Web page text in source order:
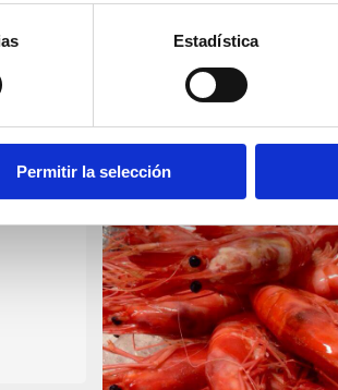
Estadística
Permitir la selección